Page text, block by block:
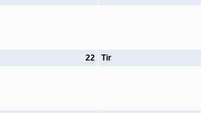
22 Tir